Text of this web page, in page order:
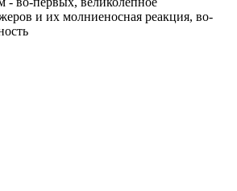
и их молниеносная реакция, во-